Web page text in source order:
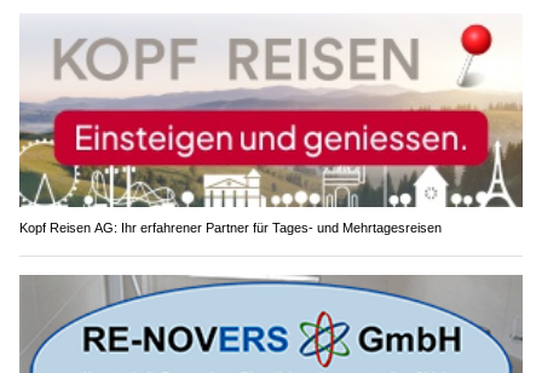
Kopf Reisen AG: Ihr erfahrener Partner für Tages- und Mehrtagesreisen